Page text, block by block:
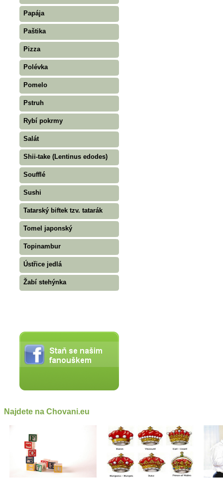
Papája
Paštika
Pizza
Polévka
Pomelo
Pstruh
Rybí pokrmy
Salát
Shii-take (Lentinus edodes)
Soufflé
Sushi
Tatarský biftek tzv. tatarák
Tomel japonský
Topinambur
Ústřice jedlá
Žabí stehýnka
Najdete na Chovani.eu